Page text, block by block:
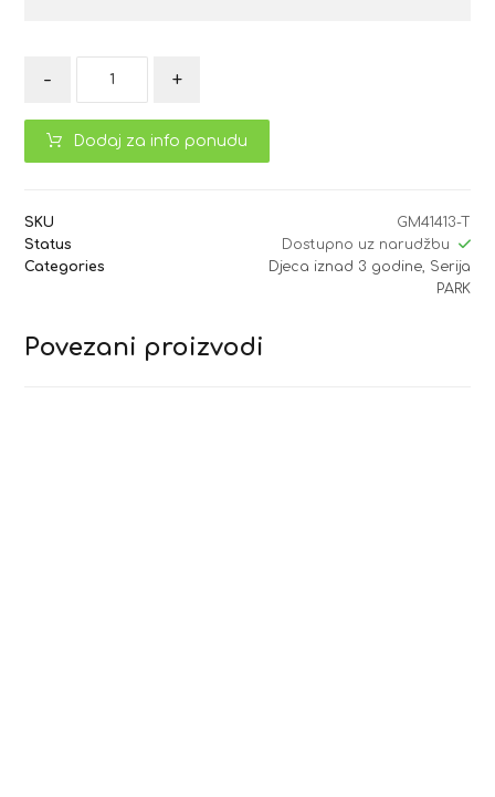
- +
Dodaj za info ponudu
SKU
GM41413-T
Status
Dostupno uz narudžbu
Categories
Djeca iznad 3 godine, Serija
PARK
Povezani proizvodi